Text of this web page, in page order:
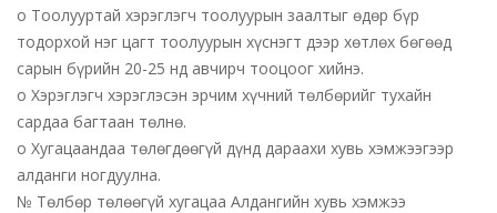
o Тоолууртай хэрэглэгч тоолуурын заалтыг өдөр бүр
тодорхой нэг цагт тоолуурын хүснэгт дээр хөтлөх бөгөөд
сарын бүрийн 20-25 нд авчирч тооцоог хийнэ.
o Хэрэглэгч хэрэглэсэн эрчим хүчний төлбөрийг тухайн
сардаа багтаан төлнө.
o Хугацаандаа төлөгдөөгүй дүнд дараахи хувь хэмжээгээр
алданги ногдуулна.
№ Төлбөр төлөөгүй хугацаа Алдангийн хувь хэмжээ